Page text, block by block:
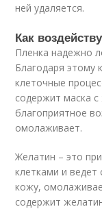
ней удаляется.
Как
Пленка надежно
Благодаря этому
клеточные
содержит маска
благоприятное
омолаживает.
Желатин – это
клетками и
кожу,
содержит